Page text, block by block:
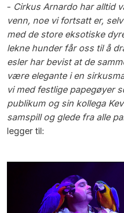
- Cirkus Arnardo har alltid
venn, noe vi fortsatt er,
med de store eksotiske
lekne hunder får oss til å
esler har bevist at de
være elegante i en
vi med festlige papegøyer
publikum og sin kollega
samspill og glede fra alle
legger til: